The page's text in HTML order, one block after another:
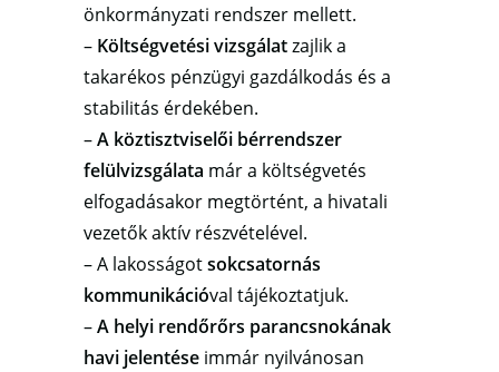
önkormányzati rendszer mellett.
– Költségvetési vizsgálatzajlik a
takarékos pénzügyi gazdálkodás és a
stabilitás érdekében.
–A köztisztviselői bérrendszer
felülvizsgálata már a költségvetés
elfogadásakor megtörtént, a hivatali
vezetők aktív részvételével.
– A lakosságotsokcsatornás
kommunikációval tájékoztatjuk.
–A helyi rendőrőrs parancsnokának
havi jelentéseimmár nyilvánosan